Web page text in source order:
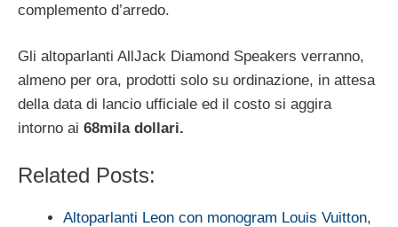
complemento d’arredo.
Gli altoparlanti AllJack Diamond Speakers verranno,
almeno per ora, prodotti solo su ordinazione, in attesa
della data di lancio ufficiale ed il costo si aggira
intorno ai 68mila dollari.
Related Posts:
Altoparlanti Leon con monogram Louis Vuitton,